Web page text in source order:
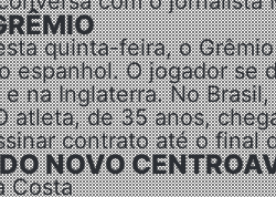
quinta-feira, o
espanhol. O jogador
e na Inglaterra. No
atleta, de 35 anos,
contrato até o final
NOVO
Costa